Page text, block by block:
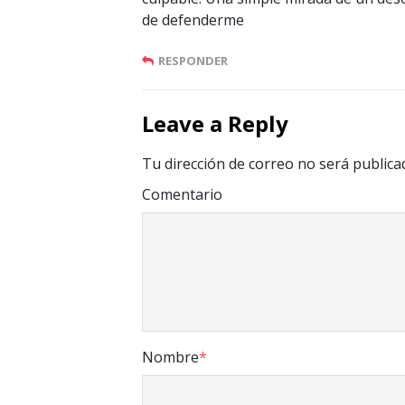
de defenderme
RESPONDER
Leave a Reply
Tu dirección de correo no será
Comentario
Nombre*